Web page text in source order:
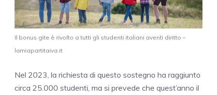
Il bonus gite è rivolto a tutti gli studenti italiani aventi diritto –
lamiapartitaiva.it
Nel 2023, la richiesta di questo sostegno ha raggiunto
circa 25.000 studenti, ma si prevede che quest’anno il